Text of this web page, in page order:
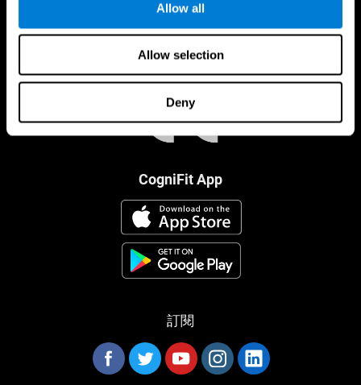
Allow all
Allow selection
Deny
CogniFit App
訂閱